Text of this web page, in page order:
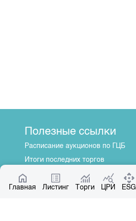
Главная Листинг Торги ЦРИ ESG
Полезные ссылки
Расписание аукционов по ГЦБ
Итоги последних торгов
Котировки по ЦБ
Центр раскрытия информации